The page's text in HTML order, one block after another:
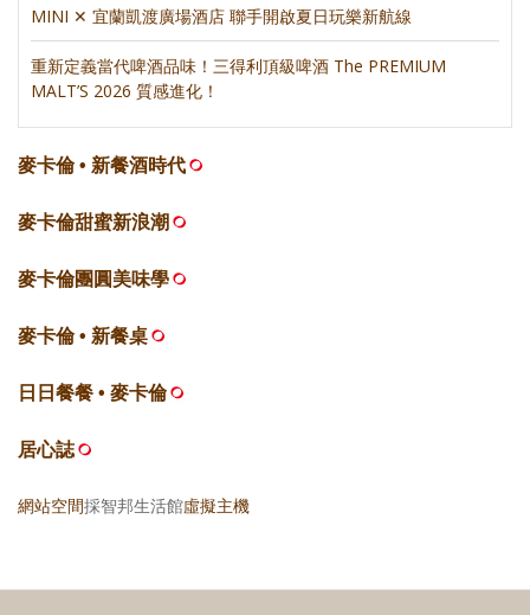
MINI ✕ 宜蘭凱渡廣場酒店 聯手開啟夏日玩樂新航線
重新定義當代啤酒品味！三得利頂級啤酒 The PREMIUM
MALT’S 2026 質感進化！
麥卡倫 • 新餐酒時代
麥卡倫甜蜜新浪潮
麥卡倫團圓美味學
麥卡倫 • 新餐桌
日日餐餐 • 麥卡倫
居心誌
網站空間採智邦生活館虛擬主機